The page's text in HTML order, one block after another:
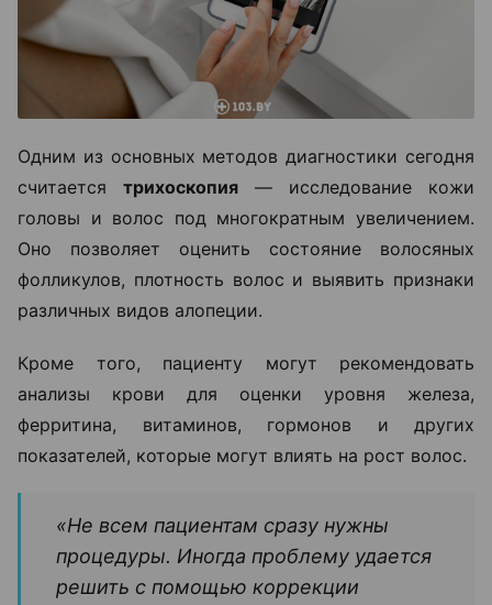
Одним из основных методов диагностики сегодня
считается трихоскопия — исследование кожи
головы и волос под многократным увеличением.
Оно позволяет оценить состояние волосяных
фолликулов, плотность волос и выявить признаки
различных видов алопеции.
Кроме того, пациенту могут рекомендовать
анализы крови для оценки уровня железа,
ферритина, витаминов, гормонов и других
показателей, которые могут влиять на рост волос.
«Не всем пациентам сразу нужны
процедуры. Иногда проблему удается
решить с помощью коррекции